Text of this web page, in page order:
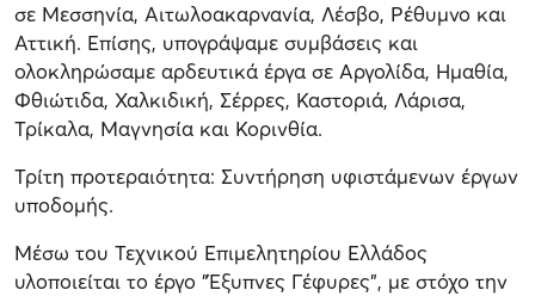
σε Μεσσηνία, Αιτωλοακαρνανία, Λέσβο, Ρέθυμνο και
Αττική. Επίσης, υπογράψαμε συμβάσεις και
ολοκληρώσαμε αρδευτικά έργα σε Αργολίδα, Ημαθία,
Φθιώτιδα, Χαλκιδική, Σέρρες, Καστοριά, Λάρισα,
Τρίκαλα, Μαγνησία και Κορινθία.
Τρίτη προτεραιότητα: Συντήρηση υφιστάμενων έργων
υποδομής.
Μέσω του Τεχνικού Επιμελητηρίου Ελλάδος
υλοποιείται το έργο "Έξυπνες Γέφυρες", με στόχο την